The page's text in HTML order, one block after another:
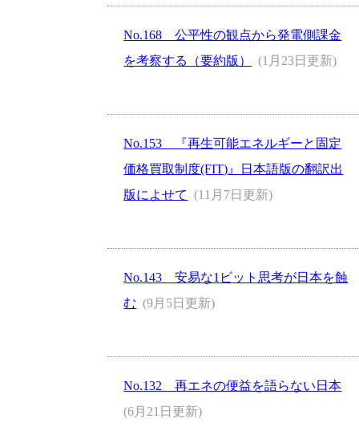
No.168 公平性の観点から発電側課金
を考察する（要約版）
(1月23日更新)
No.153 『再生可能エネルギーと固定
価格買取制度(FIT)』日本語版の翻訳出
版によせて
(11月7日更新)
No.143 安易な1ビット思考が日本を蝕
む (9月5日更新)
No.132 再エネの便益を語らない日本
(6月21日更新)